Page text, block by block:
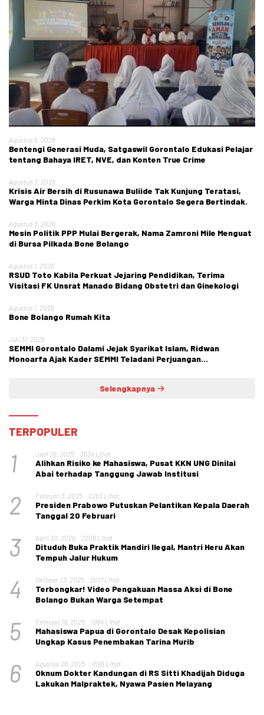
Agustus 5, 2026
Bentengi Generasi Muda, Satgaswil Gorontalo Edukasi Pelajar
tentang Bahaya IRET, NVE, dan Konten True Crime
Agustus 3, 2026
Krisis Air Bersih di Rusunawa Buliide Tak Kunjung Teratasi,
Warga Minta Dinas Perkim Kota Gorontalo Segera Bertindak.
Agustus 3, 2026
Mesin Politik PPP Mulai Bergerak, Nama Zamroni Mile Menguat
di Bursa Pilkada Bone Bolango
Agustus 1, 2026
RSUD Toto Kabila Perkuat Jejaring Pendidikan, Terima
Visitasi FK Unsrat Manado Bidang Obstetri dan Ginekologi
Agustus 1, 2026
Bone Bolango Rumah Kita
Juli 31, 2026
SEMMI Gorontalo Dalami Jejak Syarikat Islam, Ridwan
Monoarfa Ajak Kader SEMMI Teladani Perjuangan
Selengkapnya
TERPOPULER
1 Juni 26, 2025 3634 Lihat
Alihkan Risiko ke Mahasiswa, Pusat KKN UNG Dinilai
Abai terhadap Tanggung Jawab Institusi
2 Februari 3, 2025 2263 Lihat
Presiden Prabowo Putuskan Pelantikan Kepala Daerah
Tanggal 20 Februari
3 April 30, 2026 2208 Lihat
Dituduh Buka Praktik Mandiri Ilegal, Mantri Heru Akan
Tempuh Jalur Hukum
4 Oktober 23, 2025 2017 Lihat
Terbongkar! Video Pengakuan Massa Aksi di Bone
Bolango Bukan Warga Setempat
5 Februari 19, 2025 1984 Lihat
Mahasiswa Papua di Gorontalo Desak Kepolisian
Ungkap Kasus Penembakan Tarina Murib
6 Agustus 26, 2025 1696 Lihat
Oknum Dokter Kandungan di RS Sitti Khadijah Diduga
Lakukan Malpraktek, Nyawa Pasien Melayang